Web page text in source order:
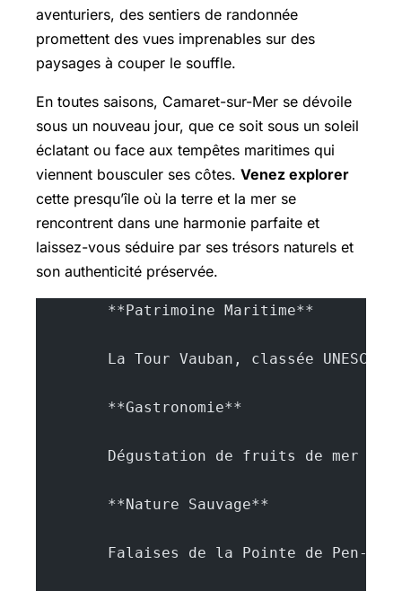
aventuriers, des sentiers de randonnée
promettent des vues imprenables sur des
paysages à couper le souffle.
En toutes saisons, Camaret-sur-Mer se dévoile
sous un nouveau jour, que ce soit sous un soleil
éclatant ou face aux tempêtes maritimes qui
viennent bousculer ses côtes. Venez explorer
cette presqu’île où la terre et la mer se
rencontrent dans une harmonie parfaite et
laissez-vous séduire par ses trésors naturels et
son authenticité préservée.
        **Patrimoine Maritime**
        La Tour Vauban, classée UNESCO
        **Gastronomie**
Dégustation de fruits de mer
        **Nature Sauvage**
        Falaises de la Pointe de Pen-Hir